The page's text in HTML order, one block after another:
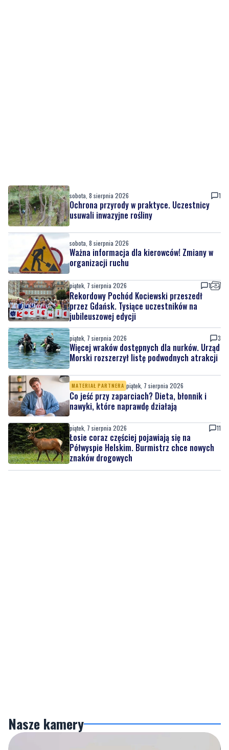
sobota, 8 sierpnia 2026 1
Ochrona przyrody w praktyce. Uczestnicy
usuwali inwazyjne rośliny
sobota, 8 sierpnia 2026
Ważna informacja dla kierowców! Zmiany w
organizacji ruchu
piątek, 7 sierpnia 2026 1
Rekordowy Pochód Kociewski przeszedł
przez Gdańsk. Tysiące uczestników na
jubileuszowej edycji
piątek, 7 sierpnia 2026 3
Więcej wraków dostępnych dla nurków. Urząd
Morski rozszerzył listę podwodnych atrakcji
MATERIAŁ PARTNERA piątek, 7 sierpnia 2026
Co jeść przy zaparciach? Dieta, błonnik i
nawyki, które naprawdę działają
piątek, 7 sierpnia 2026 11
Łosie coraz częściej pojawiają się na
Półwyspie Helskim. Burmistrz chce nowych
znaków drogowych
Nasze kamery